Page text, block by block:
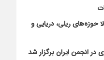
ریلی، دریایی و
انجمن ایران برگزار شد